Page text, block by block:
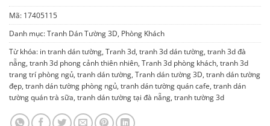
Mã: 17405115
Danh mục:Tranh Dán Tường 3D, Phòng Khách
Từ khóa: in tranh dán tường, Tranh 3d, tranh 3d dán tường, tranh 3d đà
nẵng, tranh 3d phong cảnh thiên nhiên, Tranh 3d phòng khách, tranh 3d
trang trí phòng ngủ, tranh dán tường, Tranh dán tường 3D, tranh dán tường
đẹp, tranh dán tường phòng ngủ, tranh dán tường quán cafe, tranh dán
tường quán trà sữa, tranh dán tường tại đà nẵng, tranh tường 3d